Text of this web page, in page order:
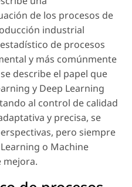
de los procesos de
industrial
de procesos
y más comúnmente
describe el papel que
y Deep Learning
al control de calidad
y precisa, se
pero siempre
o Machine
mejora.